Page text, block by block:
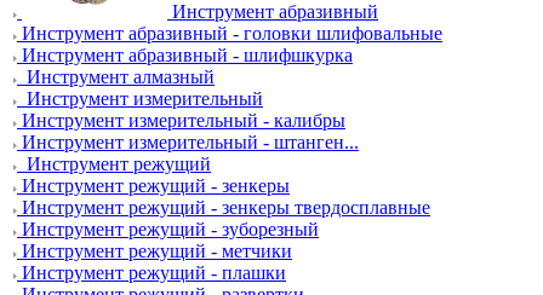
Инструмент абразивный
Инструмент абразивный - головки шлифовальные
Инструмент абразивный - шлифшкурка
Инструмент алмазный
Инструмент измерительный
Инструмент измерительный - калибры
Инструмент измерительный - штанген...
Инструмент режущий
Инструмент режущий - зенкеры
Инструмент режущий - зенкеры твердосплавные
Инструмент режущий - зуборезный
Инструмент режущий - метчики
Инструмент режущий - плашки